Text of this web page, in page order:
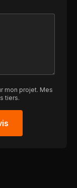
mon projet. Mes
tiers.